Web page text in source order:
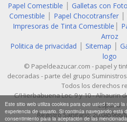
Este sitio web utiliza cookies para que usted tenga la
experiencia de usuario. Si continúa navegando está
consentimiento para la aceptación de las
Papel Comestible Galletas con Foto
Comestible
Papel Chocotransfer
Impresoras de Tinta Comestible
Arroz
Politica de privacidad
Sitemap
logo
© Papeldeazucar.com - papel y
decoradas - parte del grupo Suministros
Todos los derechos
C/Hierbabuena Loc. 9 y 10 - Alhaurin
España
Registro Sanitario: 20.045966/